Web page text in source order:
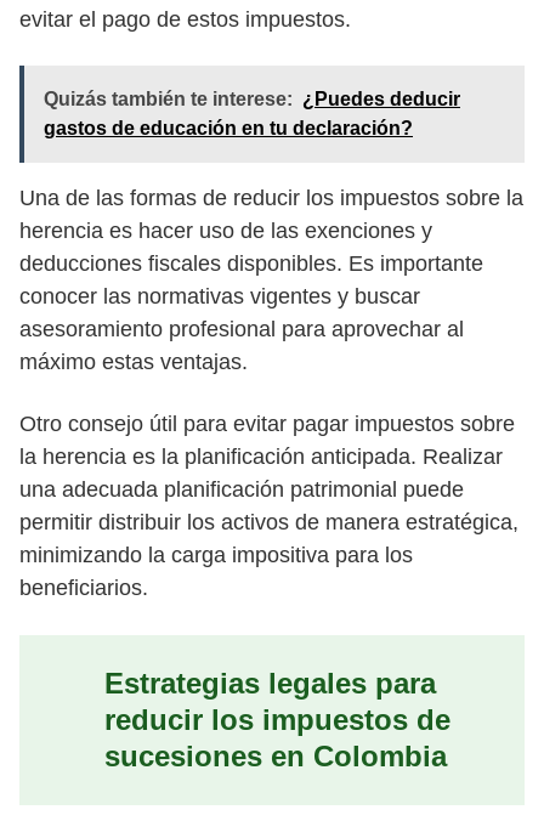
evitar el pago de estos impuestos.
Quizás también te interese: ¿Puedes deducir
gastos de educación en tu declaración?
Una de las formas de reducir los impuestos sobre la
herencia es hacer uso de las exenciones y
deducciones fiscales disponibles. Es importante
conocer las normativas vigentes y buscar
asesoramiento profesional para aprovechar al
máximo estas ventajas.
Otro consejo útil para evitar pagar impuestos sobre
la herencia es la planificación anticipada. Realizar
una adecuada planificación patrimonial puede
permitir distribuir los activos de manera estratégica,
minimizando la carga impositiva para los
beneficiarios.
Estrategias legales para
reducir los impuestos de
sucesiones en Colombia